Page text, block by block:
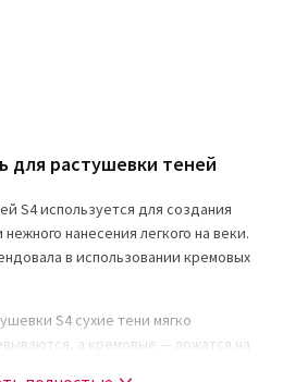
для растушевки теней
S4 используется для создания
нанесения легкого на веки.
в использовании кремовых
S4 сухие тени мягко
а кремовые — ложатся на